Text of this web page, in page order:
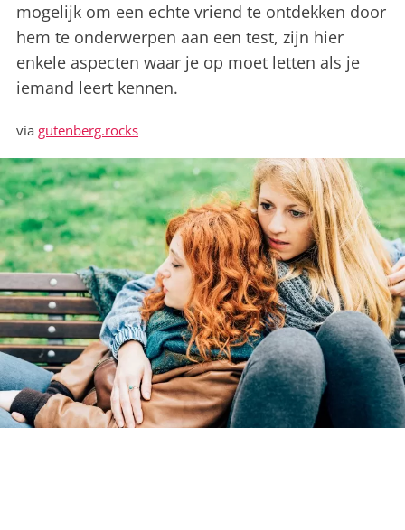
mogelijk om een echte vriend te ontdekken door
hem te onderwerpen aan een test, zijn hier
enkele aspecten waar je op moet letten als je
iemand leert kennen.
via gutenberg.rocks